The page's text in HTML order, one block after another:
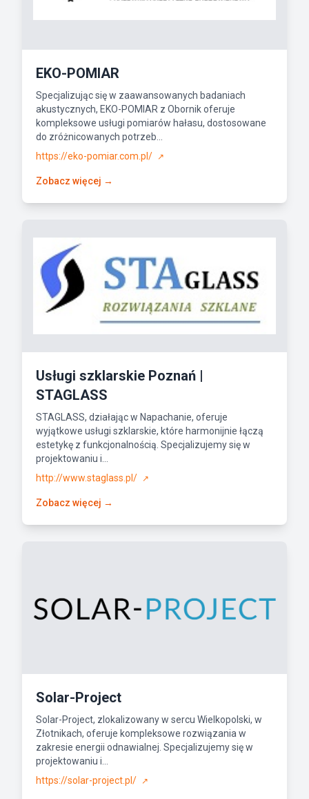
EKO-POMIAR
Specjalizując się w zaawansowanych badaniach
akustycznych, EKO-POMIAR z Obornik oferuje
kompleksowe usługi pomiarów hałasu, dostosowane
do zróżnicowanych potrzeb...
https://eko-pomiar.com.pl/
↗
Zobacz więcej →
Usługi szklarskie Poznań |
STAGLASS
STAGLASS, działając w Napachanie, oferuje
wyjątkowe usługi szklarskie, które harmonijnie łączą
estetykę z funkcjonalnością. Specjalizujemy się w
projektowaniu i...
http://www.staglass.pl/
↗
Zobacz więcej →
Solar-Project
Solar-Project, zlokalizowany w sercu Wielkopolski, w
Złotnikach, oferuje kompleksowe rozwiązania w
zakresie energii odnawialnej. Specjalizujemy się w
projektowaniu i...
https://solar-project.pl/
↗